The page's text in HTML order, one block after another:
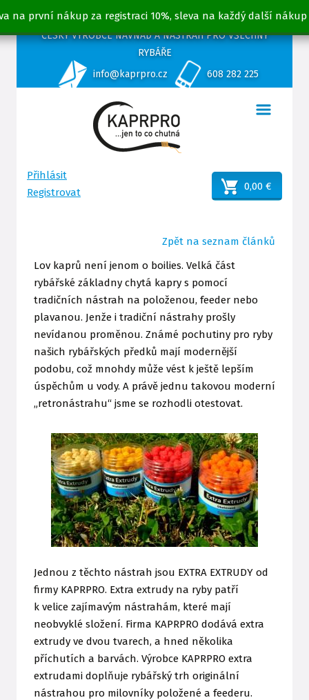
na první nákup za registraci 10%, sleva na každý další nákup
ČESKÝ VÝROBCE NÁVNAD A NÁSTRAH PRO VŠECHNY
RYBÁŘE
info@kaprpro.cz
608 282 225
Přihlásit
Registrovat
0,00 €
Zpět na seznam článků
Lov kaprů není jenom o boilies. Velká část
rybářské základny chytá kapry s pomocí
tradičních nástrah na položenou, feeder nebo
plavanou. Jenže i tradiční nástrahy prošly
nevídanou proměnou. Známé pochutiny pro ryby
našich rybářských předků mají modernější
podobu, což mnohdy může vést k ještě lepším
úspěchům u vody. A právě jednu takovou moderní
„retronástrahu“ jsme se rozhodli otestovat.
Jednou z těchto nástrah jsou EXTRA EXTRUDY od
firmy KAPRPRO. Extra extrudy na ryby patří
k velice zajímavým nástrahám, které mají
neobvyklé složení. Firma KAPRPRO dodává extra
extrudy ve dvou tvarech, a hned několika
příchutích a barvách. Výrobce KAPRPRO extra
extrudami doplňuje rybářský trh originální
nástrahou pro milovníky položené a feederu.